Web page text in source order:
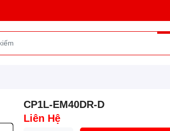
CP1L-EM40DR-D
Liên Hệ